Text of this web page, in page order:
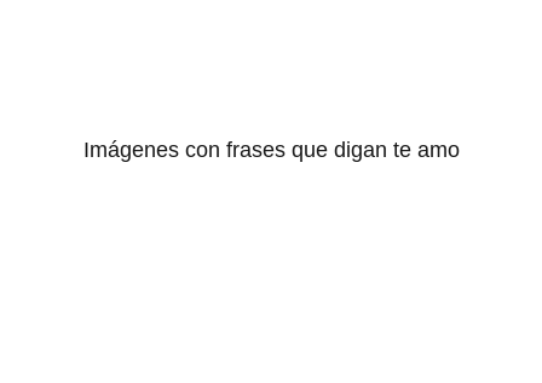
Imágenes con frases que digan te amo